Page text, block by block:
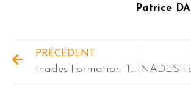
Patrice DA
PRÉCÉDENT
Inades-Formation Tchad recrute un(e) consultant(e) local(e) pour la réalisation d’une étude cartographique de la situation du commerce illégal des peaux d’ânes au Tchad